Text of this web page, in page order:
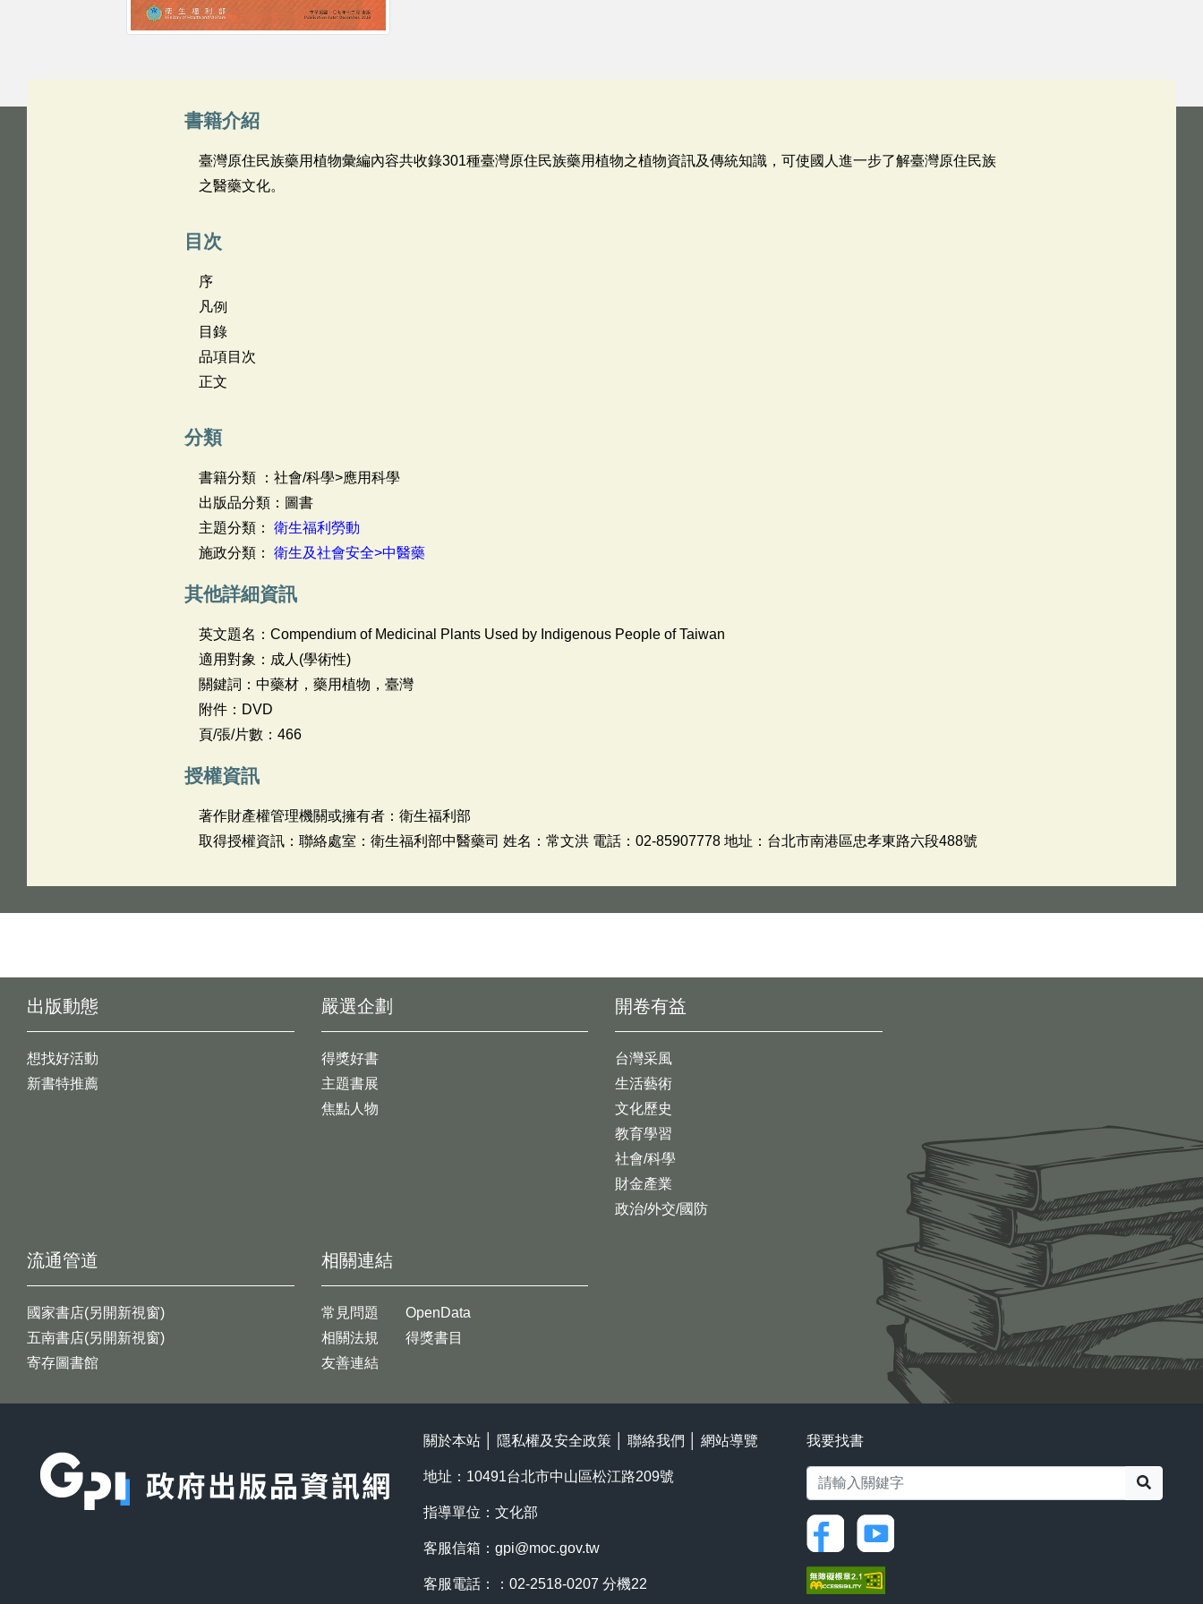
書籍介紹
臺灣原住民族藥用植物彙編內容共收錄301種臺灣原住民族藥用植物之植物資訊及傳統知識，可使國人進一步了解臺灣原住民族
之醫藥文化。
目次
序
凡例
目錄
品項目次
正文
分類
書籍分類 ：社會/科學>應用科學
出版品分類：圖書
主題分類： 衛生福利勞動
施政分類： 衛生及社會安全>中醫藥
其他詳細資訊
英文題名： Compendium of Medicinal Plants Used by Indigenous People of Taiwan
適用對象：成人(學術性)
關鍵詞：中藥材，藥用植物，臺灣
附件：DVD
頁/張/片數：466
授權資訊
著作財產權管理機關或擁有者：衛生福利部
取得授權資訊：聯絡處室：衛生福利部中醫藥司 姓名：常文洪 電話：02-85907778 地址：台北市南港區忠孝東路六段488號
出版動態
想找好活動
新書特推薦
開卷有益
台灣采風
生活藝術
文化歷史
教育學習
社會/科學
財金產業
政治/外交/國防
嚴選企劃
得獎好書
主題書展
焦點人物
流通管道
國家書店(另開新視窗)
五南書店(另開新視窗)
寄存圖書館
相關連結
常見問題
相關法規
友善連結
OpenData
得獎書目
關於本站 隱私權及安全政策 聯絡我們 網站導覽
地址：10491台北市中山區松江路209號
指導單位：文化部
客服信箱： gpi@moc.gov.tw
客服電話：：02-2518-0207 分機22
我要找書